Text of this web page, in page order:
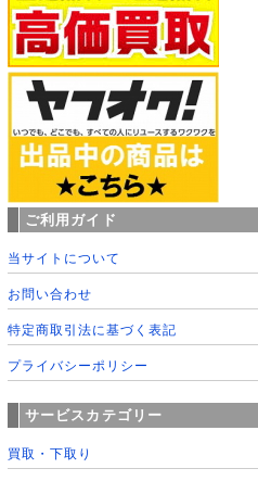
ご利用ガイド
当サイトについて
お問い合わせ
特定商取引法に基づく表記
プライバシーポリシー
サービスカテゴリー
買取・下取り